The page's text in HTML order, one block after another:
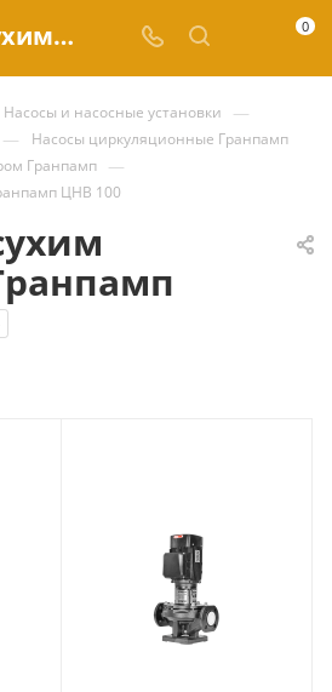
Насосы с сухим ротором Гранпамп ЦНВ 100 купить по выгодным ценам в каталоге Valve.ru 0
Насосы и насосные установки —
— Насосы циркуляционные Гранпамп
Гранпамп —
ЦНВ 100